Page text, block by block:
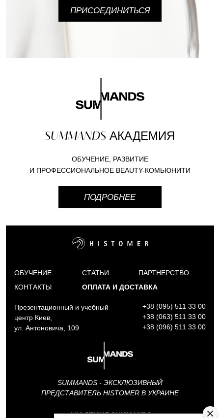
ПРИСОЕДИНИТЬСЯ
SUMMANDS АКАДЕМИЯ
ОБУЧЕНИЕ, РАЗВИТИЕ
И ПРОФЕССИОНАЛЬНОЕ BEAUTY-КОМЬЮНИТИ
ПОДРОБНЕЕ
ОБУЧЕНИЕ
КОНТАКТЫ
СТАТЬИ
ПАРТНЕРСТВО
ОПЛАТА И ДОСТАВКА
Презентационный и учебный
центр Киев,
ул. Антоновича, 109
+38 (095) 511 33 00
+38 (063) 511 33 00
+38 (096) 511 33 00
SUMMANDS - ЭКСКЛЮЗИВНЫЙ
ПРЕДСТАВИТЕЛЬ HISTOMER В УКРАИНЕ
АКАДЕМИЯ SUMMANDS